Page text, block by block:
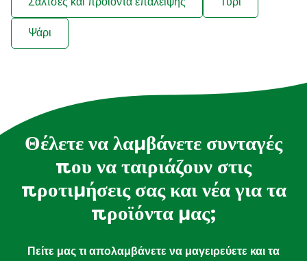
Ψάρι
Θέλετε να λαμβάνετε συνταγές
που να ταιριάζουν στις
προτιμήσεις σας και νέα για τα
προϊόντα μας;
Πείτε μας τι απολαμβάνετε να μαγειρεύετε και τα